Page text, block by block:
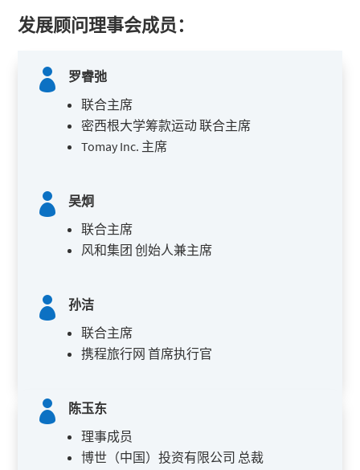
发展顾问理事会成员：

罗睿弛
联合主席
密西根大学筹款运动 联合主席
Tomay Inc. 主席

吴炯
联合主席
风和集团 创始人兼主席

孙洁
联合主席
携程旅行网 首席执行官

陈玉东
理事成员
博世（中国）投资有限公司 总裁